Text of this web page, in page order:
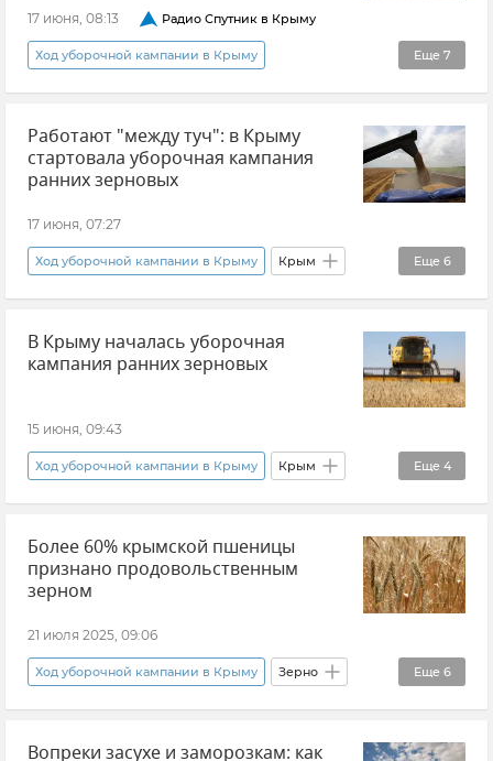
17 июня, 08:13 Радио Спутник в Крыму
Еще 7
Ход уборочной кампании в Крыму
Радио "Спутник в Крыму" Денис Кратюк
Минсельхоз Крыма
Урожай зерновых культур
Работают "между туч": в Крыму
стартовала уборочная кампания
ранних зерновых
17 июня, 07:27
Еще 6
Ход уборочной кампании в Крыму Крым
Денис Кратюк Новости Крыма
Урожай зерновых культур
Продовольственная безопасность Крыма
В Крыму началась уборочная
кампания ранних зерновых
15 июня, 09:43
Еще 4
Ход уборочной кампании в Крыму Крым
Новости Крыма Сергей Аксенов
Урожай зерновых культур
Сельское хозяйство
Более 60% крымской пшеницы
признано продовольственным
зерном
21 июля 2025, 09:06
Еще 6
Ход уборочной кампании в Крыму Зерно
Урожай зерновых культур Урожай в Крыму
Арсен Арзиев
Вопреки засухе и заморозкам: как